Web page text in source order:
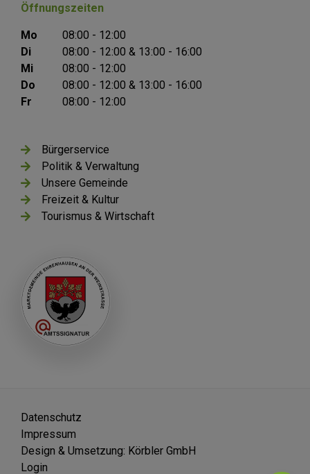
Öffnungszeiten
Mo
08:00 - 12:00
Di
08:00 - 12:00 & 13:00 - 16:00
Mi
08:00 - 12:00
Do
08:00 - 12:00 & 13:00 - 16:00
Fr
08:00 - 12:00
Bürgerservice
Politik & Verwaltung
Unsere Gemeinde
Freizeit & Kultur
Tourismus & Wirtschaft
Datenschutz
Impressum
Design & Umsetzung: Körbler GmbH
Login